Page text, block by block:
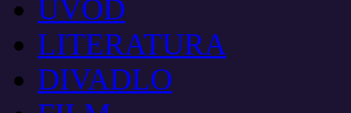
ÚVOD
LITERATURA
DIVADLO